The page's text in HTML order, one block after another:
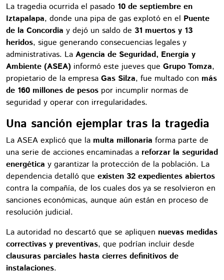
La tragedia ocurrida el pasado 10 de septiembre en
Iztapalapa, donde una pipa de gas explotó en el Puente
de la Concordia y dejó un saldo de 31 muertos y 13
heridos, sigue generando consecuencias legales y
administrativas. La Agencia de Seguridad, Energía y
Ambiente (ASEA) informó este jueves que Grupo Tomza,
propietario de la empresa Gas Silza, fue multado con más
de 160 millones de pesos por incumplir normas de
seguridad y operar con irregularidades.
Una sanción ejemplar tras la tragedia
La ASEA explicó que la multa millonaria forma parte de
una serie de acciones encaminadas a reforzar la seguridad
energética y garantizar la protección de la población. La
dependencia detalló que existen 32 expedientes abiertos
contra la compañía, de los cuales dos ya se resolvieron en
sanciones económicas, aunque aún están en proceso de
resolución judicial.
La autoridad no descartó que se apliquen nuevas medidas
correctivas y preventivas, que podrían incluir desde
clausuras parciales hasta cierres definitivos de
instalaciones.